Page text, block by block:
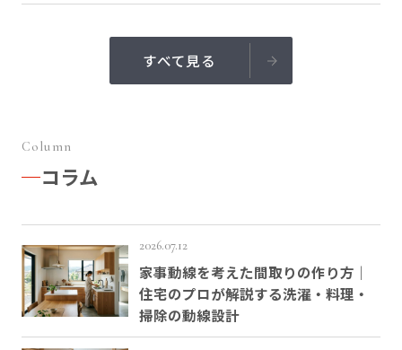
すべて見る
Column
コラム
2026.07.12
家事動線を考えた間取りの作り方｜
住宅のプロが解説する洗濯・料理・
掃除の動線設計